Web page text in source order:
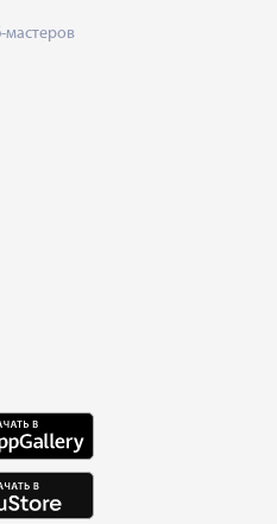
мастеров